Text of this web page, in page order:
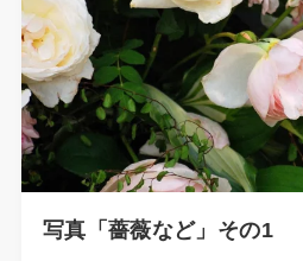
写真「薔薇など」その1